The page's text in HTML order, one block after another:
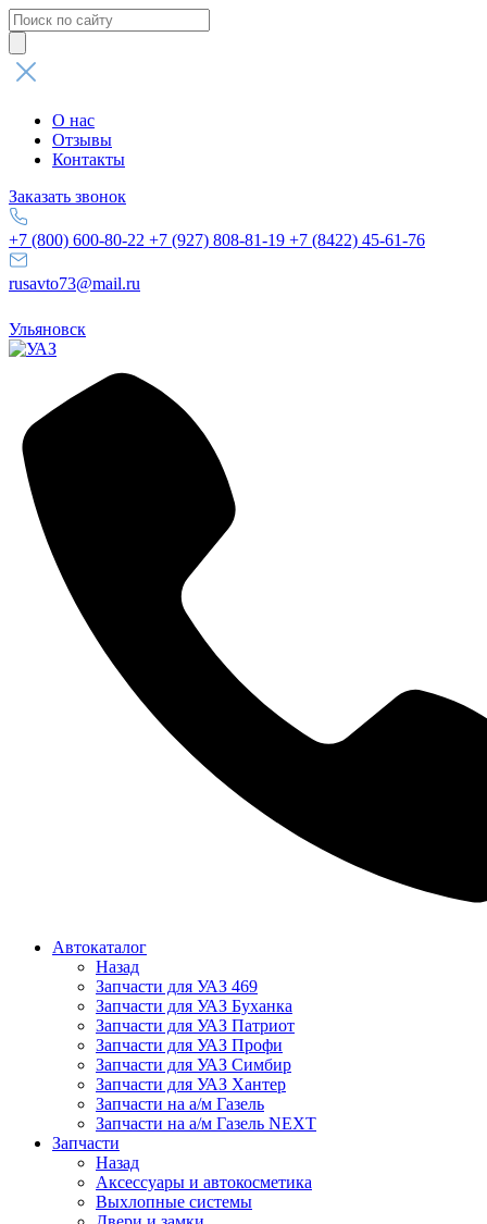
Поиск
товаров
О нас
Отзывы
Контакты
Заказать звонок
+7 (800) 600-80-22 +7 (927) 808-81-19 +7 (8422) 45-61-76
rusavto73@mail.ru
Ульяновск
Автокаталог
Назад
Запчасти для УАЗ 469
Запчасти для УАЗ Буханка
Запчасти для УАЗ Патриот
Запчасти для УАЗ Профи
Запчасти для УАЗ Симбир
Запчасти для УАЗ Хантер
Запчасти на а/м Газель
Запчасти на а/м Газель NEXT
Запчасти
Назад
Аксессуары и автокосметика
Выхлопные системы